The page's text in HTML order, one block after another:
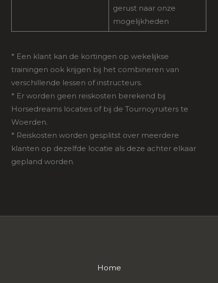
gerust naar onze
mogelijkheden
* Een klant kan de kortingen op wekelijkse
trainingen ook krijgen bij het combineren van
verschillende lessen of instructeurs.
* Er worden geen reiskosten berekend bij
Horsedreams locaties of bij de Tournoyruiters te
Woerden.
* Reiskosten worden gesplitst over meerdere
klanten op dezelfde locatie als deze achter elkaar
gepland worden.
Home